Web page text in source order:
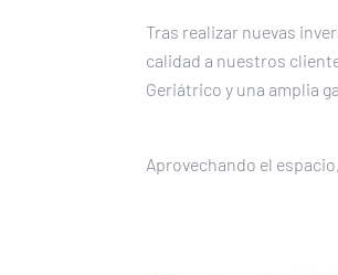
Tras realizar nuevas
calidad a nuestros
Geriátrico y una amplia
Aprovechando el